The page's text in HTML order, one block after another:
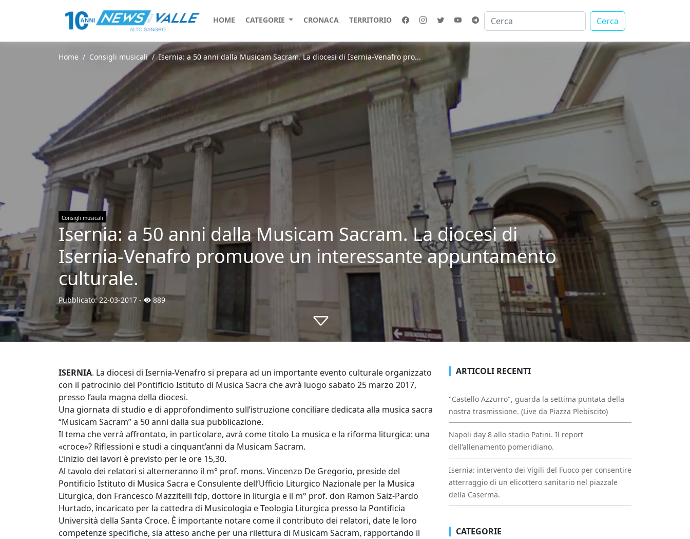
HOME CATEGORIE CRONACA TERRITORIO Cerca
Home Consigli musicali Isernia: a 50 anni dalla Musicam Sacram. La diocesi di Isernia-Venafro pro...
Consigli musicali
Isernia: a 50 anni dalla Musicam Sacram. La diocesi di
Isernia-Venafro promuove un interessante appuntamento
culturale.
Pubblicato:22-03-2017 - 889
ISERNIA. La diocesi di Isernia-Venafro si prepara ad un importante evento culturale organizzato
con il patrocinio del Pontificio Istituto di Musica Sacra che avrà luogo sabato 25 marzo 2017,
presso l’aula magna della diocesi.
Una giornata di studio e di approfondimento sull’istruzione conciliare dedicata alla musica sacra
“Musicam Sacram” a 50 anni dalla sua pubblicazione.
Il tema che verrà affrontato, in particolare, avrà come titolo La musica e la riforma liturgica: una
«croce»? Riflessioni e studi a cinquant’anni da Musicam Sacram.
L’inizio dei lavori è previsto per le ore 15,30.
Al tavolo dei relatori si alterneranno il m° prof. mons. Vincenzo De Gregorio, preside del
Pontificio Istituto di Musica Sacra e Consulente dell’Ufficio Liturgico Nazionale per la Musica
Liturgica, don Francesco Mazzitelli fdp, dottore in liturgia e il m° prof. don Ramon Saiz-Pardo
Hurtado, incaricato per la cattedra di Musicologia e Teologia Liturgica presso la Pontificia
Università della Santa Croce. È importante notare come il contributo dei relatori, date le loro
competenze specifiche, sia atteso anche per una rilettura di Musicam Sacram, rapportando il
ARTICOLI RECENTI
"Castello Azzurro", guarda la settima puntata della
nostra trasmissione. (Live da Piazza Plebiscito)
Napoli day 8 allo stadio Patini. Il report
dell'allenamento pomeridiano.
Isernia: intervento dei Vigili del Fuoco per consentire
atterraggio di un elicottero sanitario nel piazzale
della Caserma.
CATEGORIE